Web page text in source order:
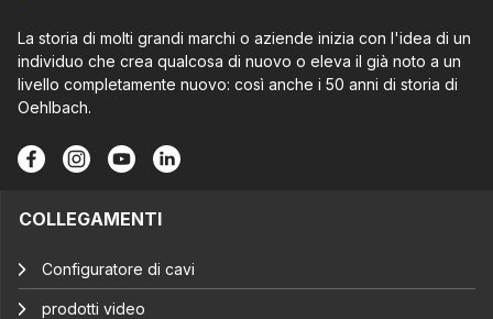
La storia di molti grandi marchi o aziende inizia con l'idea di un
individuo che crea qualcosa di nuovo o eleva il già noto a un
livello completamente nuovo: così anche i 50 anni di storia di
Oehlbach.
COLLEGAMENTI
Configuratore di cavi
prodotti video